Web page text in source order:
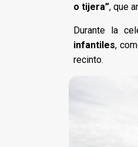
o tijera”, que
Durante la
infantiles,
recinto.